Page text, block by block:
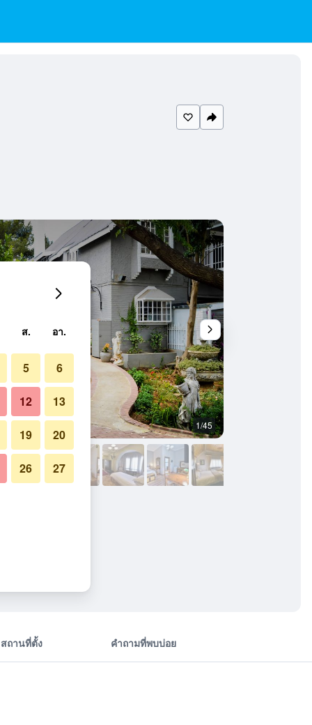
1/45
สถานที่ตั้ง คำถามที่พบบ่อย
ส. อา.
5 6
12 13
19 20
26 27